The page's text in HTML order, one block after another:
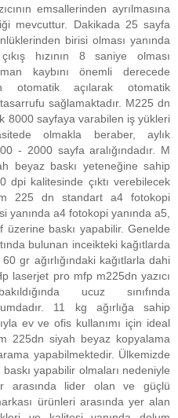
emsallerinden ayrılmasına
mevcuttur. Dakikada 25 sayfa
birisi olması yanında
hızının 8 saniye olması
kaybını önemli derecede
otomatik açılarak otomatik
sağlamaktadır. M225 dn
8000 sayfaya varabilen iş yükleri
olmakla beraber, aylık
- 2000 sayfa aralığındadır. M
beyaz baskı yeteneğine sahip
dpi kalitesinde çıktı verebilecek
m 225 dn standart a4 fotokopi
yanında a4 fotokopi yanında a5,
üzerine baskı yapabilir. Genelde
bulunan inceikteki kağıtlarda
gr ağırlığındaki kağıtlarla dahi
laserjet pro mfp m225dn yazıcı
ucuz sınıfında
11 kg ağırlığa sahip
ev ve ofis kullanımı için ideal
225dn siyah beyaz kopyalama
yapabilmektedir. Ülkemizde
yapabilir olmaları nedeniyle
arasında lider olan ve güçlü
ürünleri arasında yer alan